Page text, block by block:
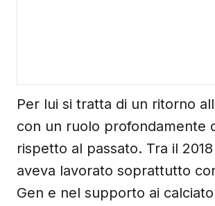
Per lui si tratta di un ritorno
con un ruolo profondamente
rispetto al passato. Tra il
aveva lavorato soprattutto
Gen e nel supporto ai